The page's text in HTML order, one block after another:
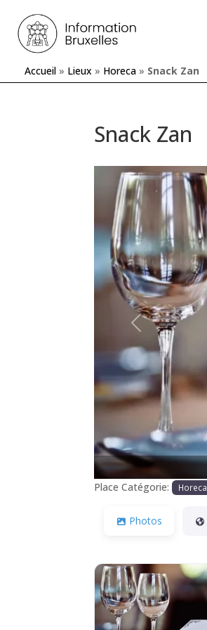
Accueil » Lieux » Horeca » Snack Zan
Snack Zan
Précédente
Place Catégorie: Horeca
Photos